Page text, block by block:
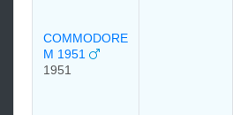
COMMODORE
M 1951
1951